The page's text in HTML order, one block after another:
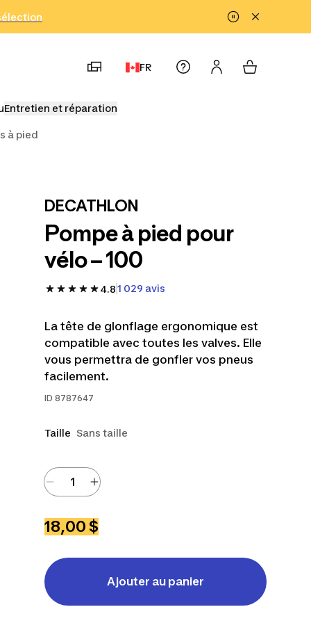
FR
Entretien et réparation
à pied
DECATHLON
Pompe à pied pour
vélo – 100
4.81 029 avis
La tête de glonflage ergonomique est
compatible avec toutes les valves. Elle
vous permettra de gonfler vos pneus
facilement.
ID 8787647
Taille Sans taille
18,00 $
Ajouter au panier